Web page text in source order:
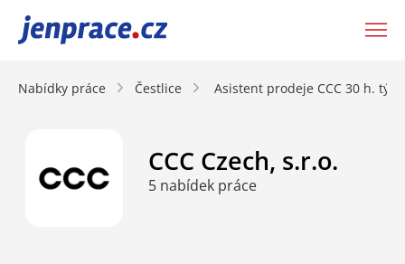
JenPráce.cz
Nabídky práce Čestlice Asistent prodeje CCC 30 h.
CCC Czech, s.r.o.
5 nabídek práce